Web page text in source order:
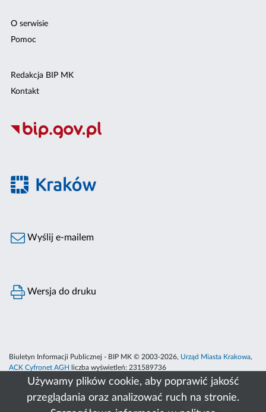
Używamy plików cookie, aby poprawić jakość
przeglądania oraz analizować ruch na stronie.
O serwisie
Pomoc
Redakcja BIP MK
Kontakt
Wyślij e-mailem
Wersja do druku
Biuletyn Informacji Publicznej - BIP MK © 2003-2026, Urząd Miasta Krakowa,
ACK Cyfronet AGH
liczba wyświetleń: 231589736